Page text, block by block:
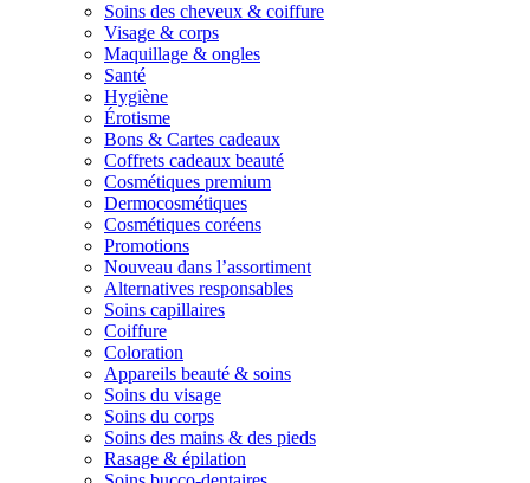
Soins des cheveux & coiffure
Visage & corps
Maquillage & ongles
Santé
Hygiène
Érotisme
Bons & Cartes cadeaux
Coffrets cadeaux beauté
Cosmétiques premium
Dermocosmétiques
Cosmétiques coréens
Promotions
Nouveau dans l’assortiment
Alternatives responsables
Soins capillaires
Coiffure
Coloration
Appareils beauté & soins
Soins du visage
Soins du corps
Soins des mains & des pieds
Rasage & épilation